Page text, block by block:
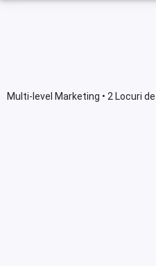
Multi-level Marketing • 2 Locuri